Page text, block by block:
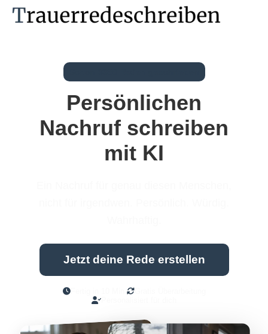
Persönlichen
Nachruf schreiben
mit KI
Jetzt deine Rede erstellen
Fertig in 10 Min.
Gratis Überarbeitung